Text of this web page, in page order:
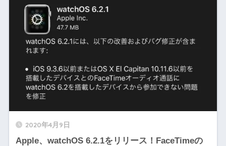
2020年4月9日
Apple、watchOS 6.2.1をリリース！FaceTimeの